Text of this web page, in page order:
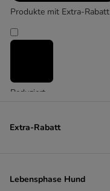
Extra-groß > 45 kg
Produkte mit Extra-Rabatt
Reduziert
Extra-Rabatt
Lebensphase Hund